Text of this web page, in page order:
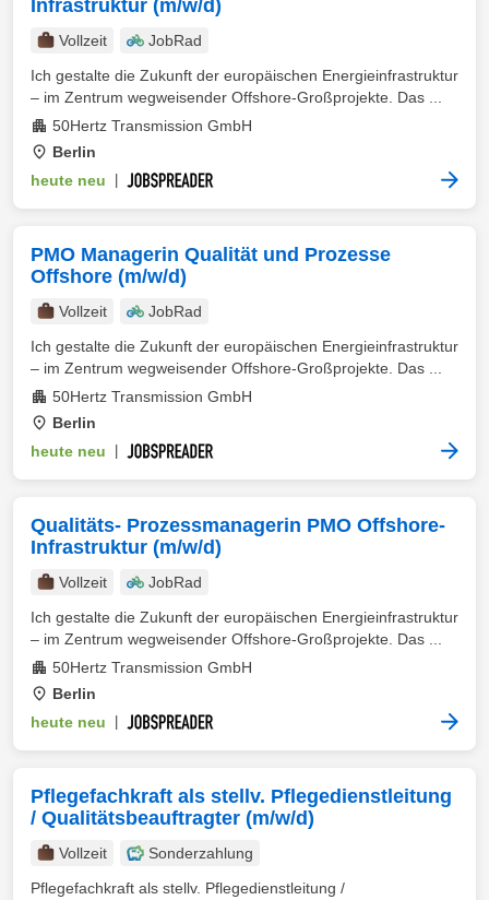
Infrastruktur (m/w/d)
Vollzeit
JobRad
Ich gestalte die Zukunft der europäischen Energieinfrastruktur
– im Zentrum wegweisender Offshore-Großprojekte. Das ...
50Hertz Transmission GmbH
Berlin
heute neu
PMO Managerin Qualität und Prozesse
Offshore (m/w/d)
Vollzeit
JobRad
Ich gestalte die Zukunft der europäischen Energieinfrastruktur
– im Zentrum wegweisender Offshore-Großprojekte. Das ...
50Hertz Transmission GmbH
Berlin
heute neu
Qualitäts- Prozessmanagerin PMO Offshore-
Infrastruktur (m/w/d)
Vollzeit
JobRad
Ich gestalte die Zukunft der europäischen Energieinfrastruktur
– im Zentrum wegweisender Offshore-Großprojekte. Das ...
50Hertz Transmission GmbH
Berlin
heute neu
Pflegefachkraft als stellv. Pflegedienstleitung
/ Qualitätsbeauftragter (m/w/d)
Vollzeit
Sonderzahlung
Pflegefachkraft als stellv. Pflegedienstleitung /